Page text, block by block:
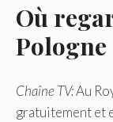
Où
Pologne
Chaîne TV:Au
gratuitement et